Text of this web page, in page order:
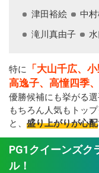
津田裕絵
中
滝川真由子
特に 「大山千広、
高逸子、高憧四季
優勝候補にも挙がる選
もちろん人気もトッ
と、 盛り上がりが心配
PG1クイーンズク
ル！